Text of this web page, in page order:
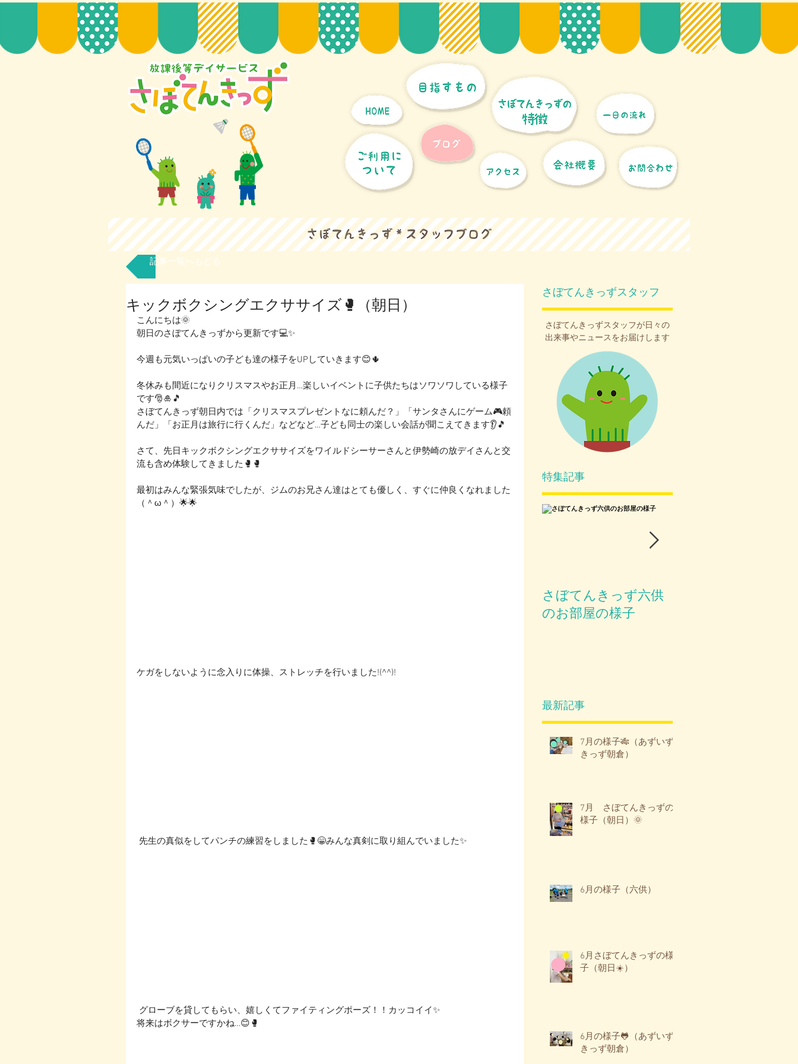
記事一覧へもどる
キックボクシングエクササイズ🥊（朝日）
こんにちは🌞
朝日のさぼてんきっずから更新です💻✨
今週も元気いっぱいの子ども達の様子をUPしていきます😊🌵
冬休みも間近になりクリスマスやお正月…楽しいイベントに子供たちはソワソワしている様子
です🎅🎍🎵
さぼてんきっず朝日内では「クリスマスプレゼントなに頼んだ？」「サンタさんにゲーム🎮頼
んだ」「お正月は旅行に行くんだ」などなど…子ども同士の楽しい会話が聞こえてきます👂🎵
さて、先日キックボクシングエクササイズをワイルドシーサーさんと伊勢崎の放デイさんと交
流も含め体験してきました🥊🥊
最初はみんな緊張気味でしたが、ジムのお兄さん達はとても優しく、すぐに仲良くなれました
（＾ω＾）🌟🌟
ケガをしないように念入りに体操、ストレッチを行いました!(^^)!
先生の真似をしてパンチの練習をしました🥊😁みんな真剣に取り組んでいました✨
グローブを貸してもらい、嬉しくてファイティングポーズ！！カッコイイ✨
将来はボクサーですかね…😊🥊
さぼてんきっずスタッフ
さぼてんきっずスタッフが日々の
出来事やニュースをお届けします
特集記事
さぼてんきっず六供
のお部屋の様子
最新記事
7月の様子🎋（あずいず
きっず朝倉）
7月 さぼてんきっずの
様子（朝日）🌞
6月の様子（六供）
6月さぼてんきっずの様
子（朝日☀️）
6月の様子🐸（あずいず
きっず朝倉）